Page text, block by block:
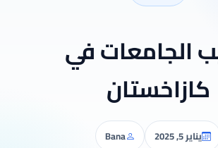
الجامعات في
كازاخستان
يناير 5, 2025 Bana